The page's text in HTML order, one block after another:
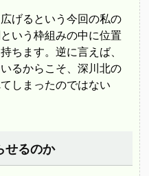
げるという今回の私の
いう枠組みの中に位置
ちます。逆に言えば、
るからこそ、深川北の
しまったのではない
せるのか